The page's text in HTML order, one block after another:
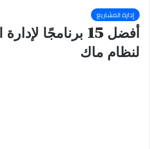
إدارة المشاريع
أفضل 15 برنامجًا
لنظام ماك